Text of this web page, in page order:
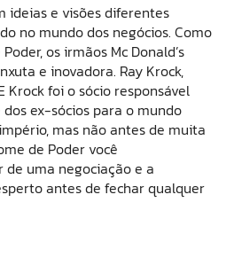
ideias e visões diferentes
no mundo dos negócios. Como
os irmãos Mc Donald’s
e inovadora. Ray Krock,
Krock foi o sócio responsável
ex-sócios para o mundo
mas não antes de muita
de Poder você
uma negociação e a
antes de fechar qualquer